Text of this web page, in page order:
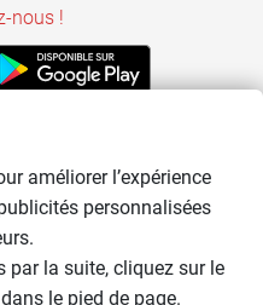
nous !
améliorer l’expérience
personnalisées
par la suite, cliquez sur le
le pied de page.